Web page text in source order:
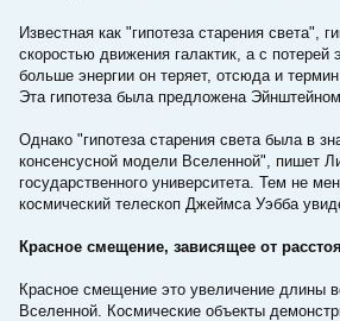
Известная как "гипотеза старения света",
скоростью движения галактик, а с
больше энергии он теряет, отсюда и
Эта гипотеза была предложена
Однако "гипотеза старения света была в
консенсусной модели Вселенной", пишет
государственного университета. Тем не
космический телескоп Джеймса Уэбба
Красное смещение, зависящее от
Красное смещение это увеличение длины
Вселенной. Космические объекты